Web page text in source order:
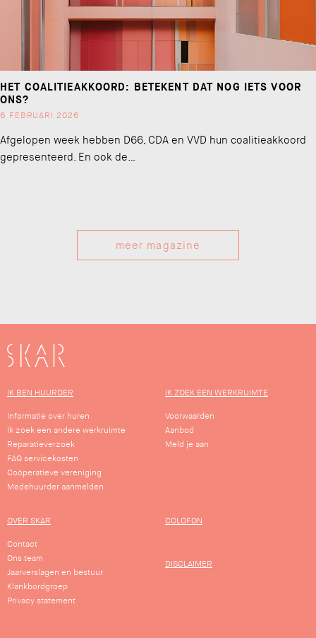
HET COALITIEAKKOORD: BETEKENT DAT NOG IETS VOOR
ONS?
6 FEBRUARI 2026
Afgelopen week hebben D66, CDA en VVD hun coalitieakkoord
gepresenteerd. En ook de…
meer magazine
SKAR
IK BEN HUURDER
Informatie over huren
Ik zoek een andere werkruimte
Reparatieverzoek
FAQ servicekosten
Coöperatieve vereniging
Medehuurder aanmelden
IK ZOEK EEN WERKRUIMTE
Voorwaarden
Aanbod
Meld je aan
OVER SKAR
Contact
Ons team
Jaarverslagen en bestuur
Klankbordgroep
Privacy statement
COLOFON
DISCLAIMER